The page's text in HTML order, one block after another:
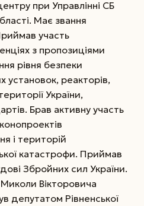
при Управлінні СБ
Має звання
участь
з пропозиціями
рівня безпеки
установок, реакторів,
України,
Брав активну участь
і територій
катастрофи. Приймав
Збройних сил України.
Вікторовича
депутатом Рівненської